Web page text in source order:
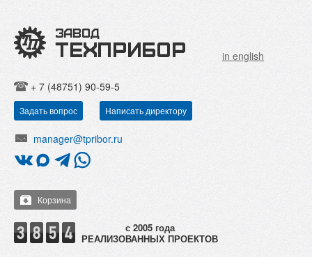
in english
+ 7 (48751) 90-59-5
Задать вопрос Написать директору
manager@tpribor.ru
Корзина
РЕАЛИЗОВАННЫХ ПРОЕКТОВ